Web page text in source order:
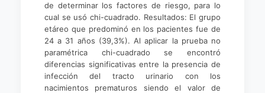
de determinar los factores de riesgo, para lo
cual se usó chi-cuadrado. Resultados: El grupo
etáreo que predominó en los pacientes fue de
24 a 31 años (39,3%). Al aplicar la prueba no
paramétrica chi-cuadrado se encontró
diferencias significativas entre la presencia de
infección del tracto urinario con los
nacimientos prematuros siendo el valor de